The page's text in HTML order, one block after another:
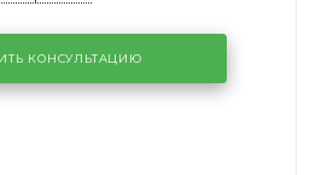
КОНСУЛЬТАЦИЮ